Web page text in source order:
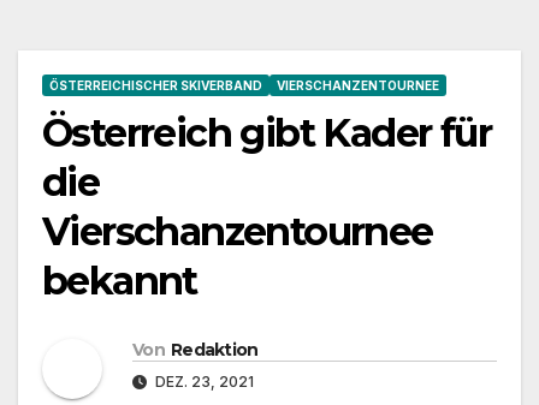
ÖSTERREICHISCHER SKIVERBAND VIERSCHANZENTOURNEE
Österreich gibt Kader für
die
Vierschanzentournee
bekannt
Von Redaktion
DEZ. 23, 2021